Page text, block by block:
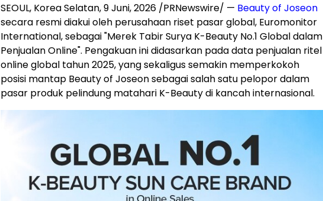
SEOUL, Korea Selatan,9 Juni, 2026 /PRNewswire/ — Beauty of Joseon
secara resmi diakui oleh perusahaan riset pasar global, Euromonitor
International, sebagai "Merek Tabir Surya K-Beauty No.1 Global dalam
Penjualan Online". Pengakuan ini didasarkan pada data penjualan ritel
online global tahun 2025, yang sekaligus semakin memperkokoh
posisi mantap Beauty of Joseon sebagai salah satu pelopor dalam
pasar produk pelindung matahari K-Beauty di kancah internasional.